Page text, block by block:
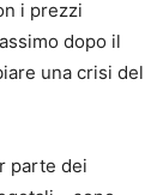
i prezzi
dopo il
una crisi del
parte dei